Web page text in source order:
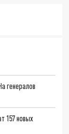
генералов
157 новых